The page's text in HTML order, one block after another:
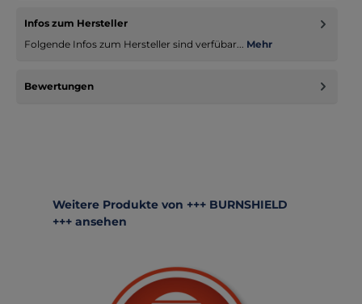
Infos zum Hersteller
Folgende Infos zum Hersteller sind verfübar... Mehr
Bewertungen
Produktgalerie überspringen
Weitere Produkte von +++ BURNSHIELD
+++ ansehen